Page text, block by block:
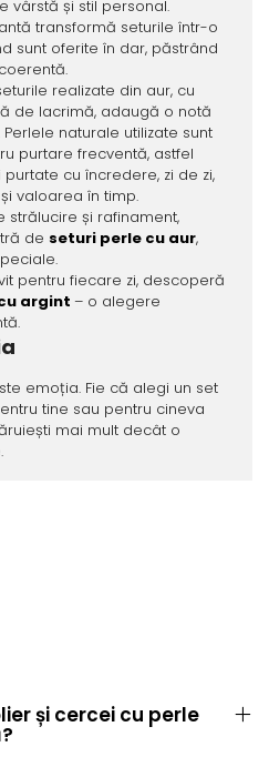
vârstă și stil personal.
transformă seturile într-o
sunt oferite în dar, păstrând
realizate din aur, cu
de lacrimă, adaugă o notă
naturale utilizate sunt
purtare frecventă, astfel
cu încredere, zi de zi,
valoarea în timp.
strălucire și rafinament,
de seturi perle cu aur,
pentru fiecare zi, descoperă
argint – o alegere
emoția. Fie că alegi un set
tine sau pentru cineva
mai mult decât o
și cercei cu perle